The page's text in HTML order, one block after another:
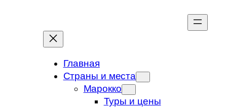
содержимому
Главная
Страны и места
Марокко
Туры и цены